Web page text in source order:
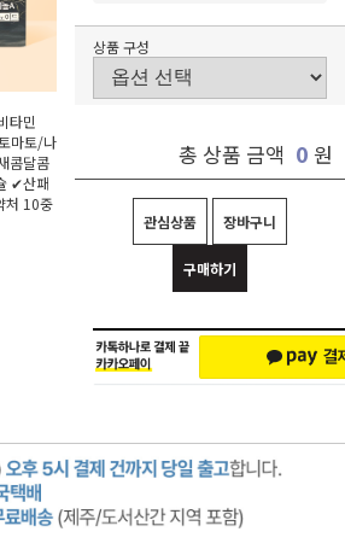
타민
마토/나
콤달콤
✔산패
처 10중
상품 구성
총 상품 금액 0 원
관심상품 장바구니
구매하기